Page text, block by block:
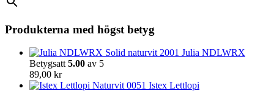
Produkterna med högst betyg
Julia NDLWRX
Betygsatt 5.00 av 5
89,00 kr
Istex Lettlopi